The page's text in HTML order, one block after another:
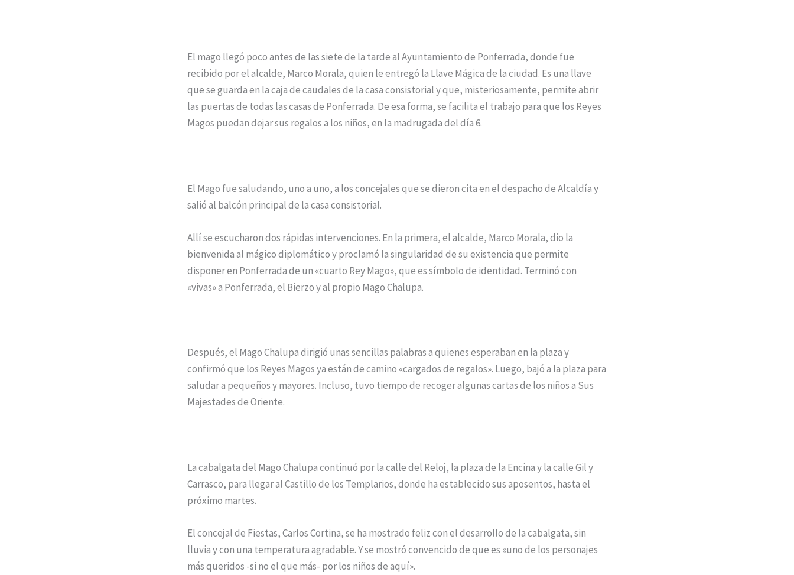
El mago llegó poco antes de las siete de la tarde al Ayuntamiento de Ponferrada, donde fue
recibido por el alcalde, Marco Morala, quien le entregó la Llave Mágica de la ciudad. Es una llave
que se guarda en la caja de caudales de la casa consistorial y que, misteriosamente, permite abrir
las puertas de todas las casas de Ponferrada. De esa forma, se facilita el trabajo para que los Reyes
Magos puedan dejar sus regalos a los niños, en la madrugada del día 6.
El Mago fue saludando, uno a uno, a los concejales que se dieron cita en el despacho de Alcaldía y
salió al balcón principal de la casa consistorial.
Allí se escucharon dos rápidas intervenciones. En la primera, el alcalde, Marco Morala, dio la
bienvenida al mágico diplomático y proclamó la singularidad de su existencia que permite
disponer en Ponferrada de un «cuarto Rey Mago», que es símbolo de identidad. Terminó con
«vivas» a Ponferrada, el Bierzo y al propio Mago Chalupa.
Después, el Mago Chalupa dirigió unas sencillas palabras a quienes esperaban en la plaza y
confirmó que los Reyes Magos ya están de camino «cargados de regalos». Luego, bajó a la plaza para
saludar a pequeños y mayores. Incluso, tuvo tiempo de recoger algunas cartas de los niños a Sus
Majestades de Oriente.
La cabalgata del Mago Chalupa continuó por la calle del Reloj, la plaza de la Encina y la calle Gil y
Carrasco, para llegar al Castillo de los Templarios, donde ha establecido sus aposentos, hasta el
próximo martes.
El concejal de Fiestas, Carlos Cortina, se ha mostrado feliz con el desarrollo de la cabalgata, sin
lluvia y con una temperatura agradable. Y se mostró convencido de que es «uno de los personajes
más queridos -si no el que más- por los niños de aquí».